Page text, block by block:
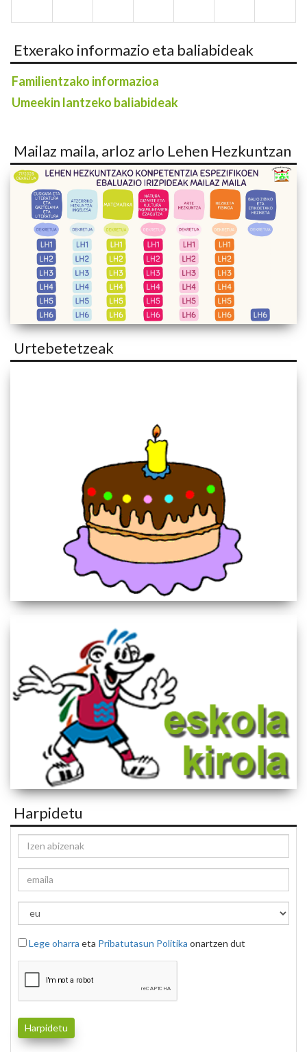
Etxerako informazio eta baliabideak
Familientzako informazioa
Umeekin lantzeko baliabideak
Mailaz maila, arloz arlo Lehen Hezkuntzan
Urtebetetzeak
Harpidetu
Lege oharra eta Pribatutasun Politika onartzen dut